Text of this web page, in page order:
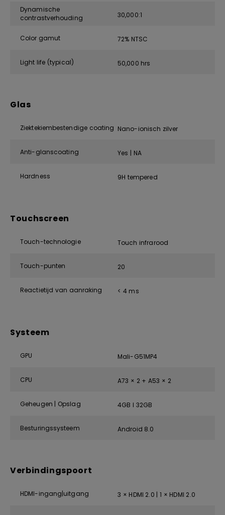
Dynamische
contrastverhouding
30,000:1
Color gamut 72% NTSC
Light life (typical) 50,000 hrs
Glas
Ziektekiembestendige coating Nano-ionisch zilver
Anti-glanscoating Yes | NA
Hardness 9H tempered
Touchscreen
Touch-technologie Touch infrarood
Touch-punten 20
Reactietijd van aanraking < 4 ms
Systeem
GPU Mali-G51MP4
CPU A73 × 2 + A53 × 2
Geheugen | Opslag 4GB I 32GB
Besturingssysteem Android 8.0
Verbindingspoort
HDMI-ingang|uitgang 3 × HDMI 2.0 | 1 × HDMI 2.0